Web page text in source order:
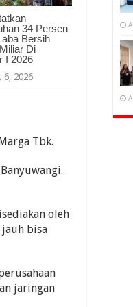
34 Persen
Bersih
Di
I 2026
6, 2026
Tbk.
oleh
jauh bisa
jaringan